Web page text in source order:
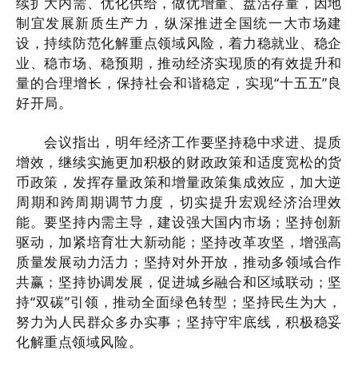
制宜发展新质生产力，纵深推进全国统一大市场建
设，持续防范化解重点领域风险，着力稳就业、稳企
业、稳市场、稳预期，推动经济实现质的有效提升和
量的合理增长，保持社会和谐稳定，实现“十五五”良
好开局。
会议指出，明年经济工作要坚持稳中求进、提质
增效，继续实施更加积极的财政政策和适度宽松的货
币政策，发挥存量政策和增量政策集成效应，加大逆
周期和跨周期调节力度，切实提升宏观经济治理效
能。要坚持内需主导，建设强大国内市场；坚持创新
驱动，加紧培育壮大新动能；坚持改革攻坚，增强高
质量发展动力活力；坚持对外开放，推动多领域合作
共赢；坚持协调发展，促进城乡融合和区域联动；坚
持“双碳”引领，推动全面绿色转型；坚持民生为大，
努力为人民群众多办实事；坚持守牢底线，积极稳妥
化解重点领域风险。